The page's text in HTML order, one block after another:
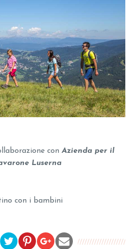
conAzienda per il
Luserna
con i bambini